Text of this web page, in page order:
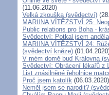
(11.06.2020)
Velká zkouška (svědectví)
MARIINA VÍTĚZSTVÍ 25:
Public relations pro Boha -
Svědectví: Potkal jsem anděla
MARIINA VÍTĚZSTVÍ 24:
(svědectví kněze)
V mém domě buď Královna
Svědectví: Obrácení lékařů z
List znásilněné řeholnice
Proč jsem katolík (06.03.2020)
Neměl jsem se narodit?